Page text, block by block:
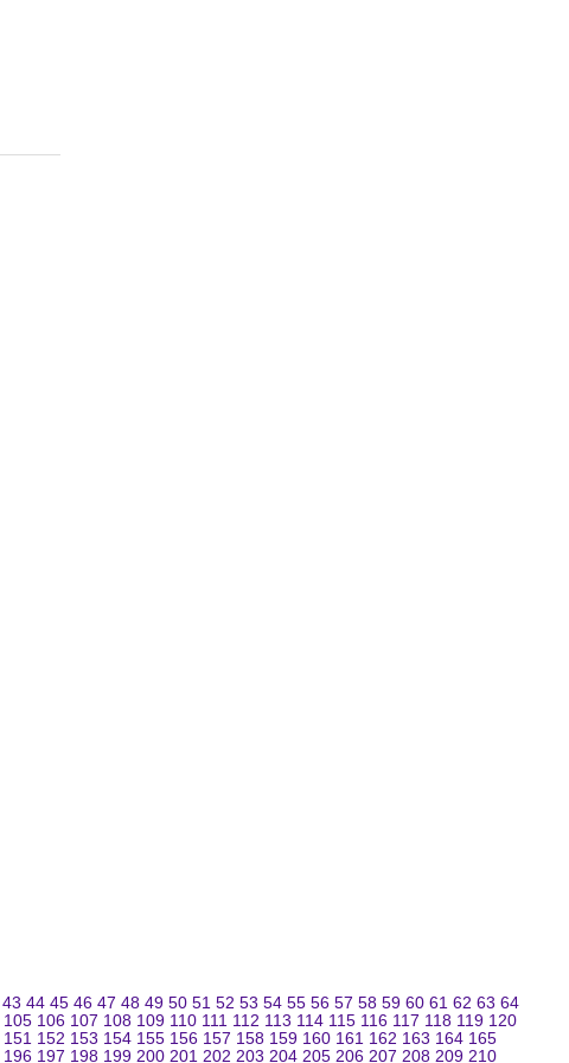
43 44 45 46 47 48 49 50 51 52 53 54 55 56 57 58 59 60 61 62 63 64
105 106 107 108 109 110 111 112 113 114 115 116 117 118 119 120
151 152 153 154 155 156 157 158 159 160 161 162 163 164 165
196 197 198 199 200 201 202 203 204 205 206 207 208 209 210